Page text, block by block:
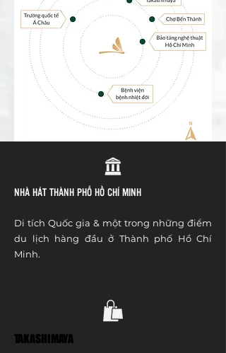
NHÀ HÁT THÀNH PHỐ HỒ CHÍ MINH
Di tích Quốc gia & một trong những điểm
du lịch hàng đầu ở Thành phố Hồ Chí
Minh.
TAKASHIMAYA